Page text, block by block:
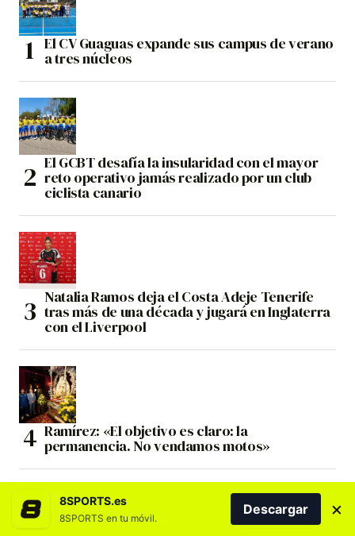
El CV Guaguas expande sus campus de verano
a tres núcleos
El GCBT desafía la insularidad con el mayor
reto operativo jamás realizado por un club
ciclista canario
Natalia Ramos deja el Costa Adeje Tenerife
tras más de una década y jugará en Inglaterra
con el Liverpool
Ramírez: «El objetivo es claro: la
permanencia. No vendamos motos»
8SPORTS.es
8SPORTS en tu móvil.
Descargar ×